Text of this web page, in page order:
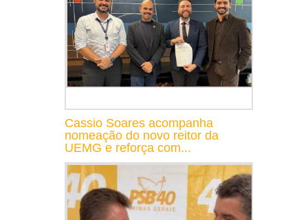
Cassio Soares acompanha
nomeação do novo reitor da
UEMG e reforça com...